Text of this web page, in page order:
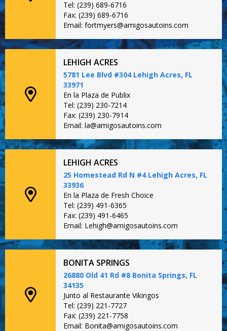
Tel: (239) 689-6716
Fax: (239) 689-6716
Email: fortmyers@amigosautoins.com
LEHIGH ACRES
5781 Lee Blvd #304 Lehigh Acres, FL
33971
En la Plaza de Publix
Tel: (239) 230-7214
Fax: (239) 230-7914
Email: la@amigosautoins.com
LEHIGH ACRES
25 Homestead Rd N #4 Lehigh Acres, FL
33936
En la Plaza de Fresh Choice
Tel: (239) 491-6365
Fax: (239) 491-6465
Email: Lehigh@amigosautoins.com
BONITA SPRINGS
26880 Old 41 Rd #8 Bonita Springs, FL
34135
Junto al Restaurante Vikingos
Tel: (239) 221-7727
Fax: (239) 221-7758
Email: Bonita@amigosautoins.com